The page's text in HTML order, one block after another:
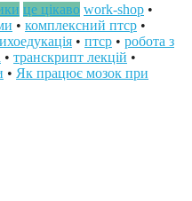
це цікаво work-shop •
• комплексний птср •
• птср • робота з
• транскрипт лекцій •
• Як працює мозок при